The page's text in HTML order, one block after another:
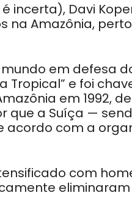
incerta), Davi
na Amazônia,
em defesa
Tropical” e foi
em 1992,
que a Suíça —
acordo com a
com
eliminaram